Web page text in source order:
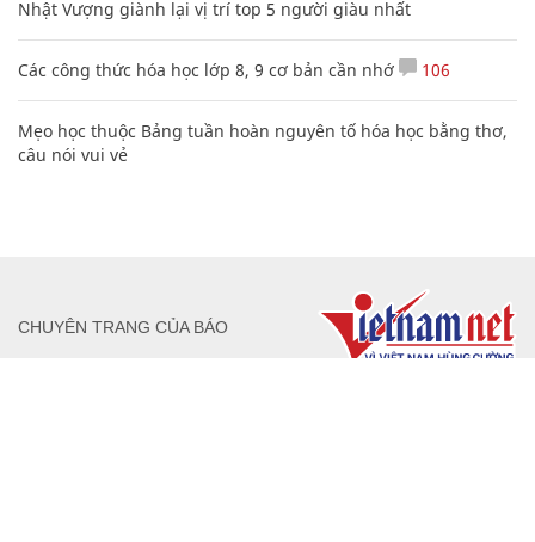
Nhật Vượng giành lại vị trí top 5 người giàu nhất
Các công thức hóa học lớp 8, 9 cơ bản cần nhớ 106
Mẹo học thuộc Bảng tuần hoàn nguyên tố hóa học bằng thơ,
câu nói vui vẻ
CHUYÊN TRANG CỦA BÁO